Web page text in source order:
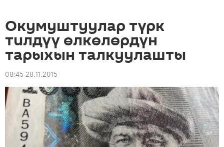
Окумуштуулар түрк
тилдүү өлкөлөрдүн
тарыхын талкуулашты
08:45 28.11.2015